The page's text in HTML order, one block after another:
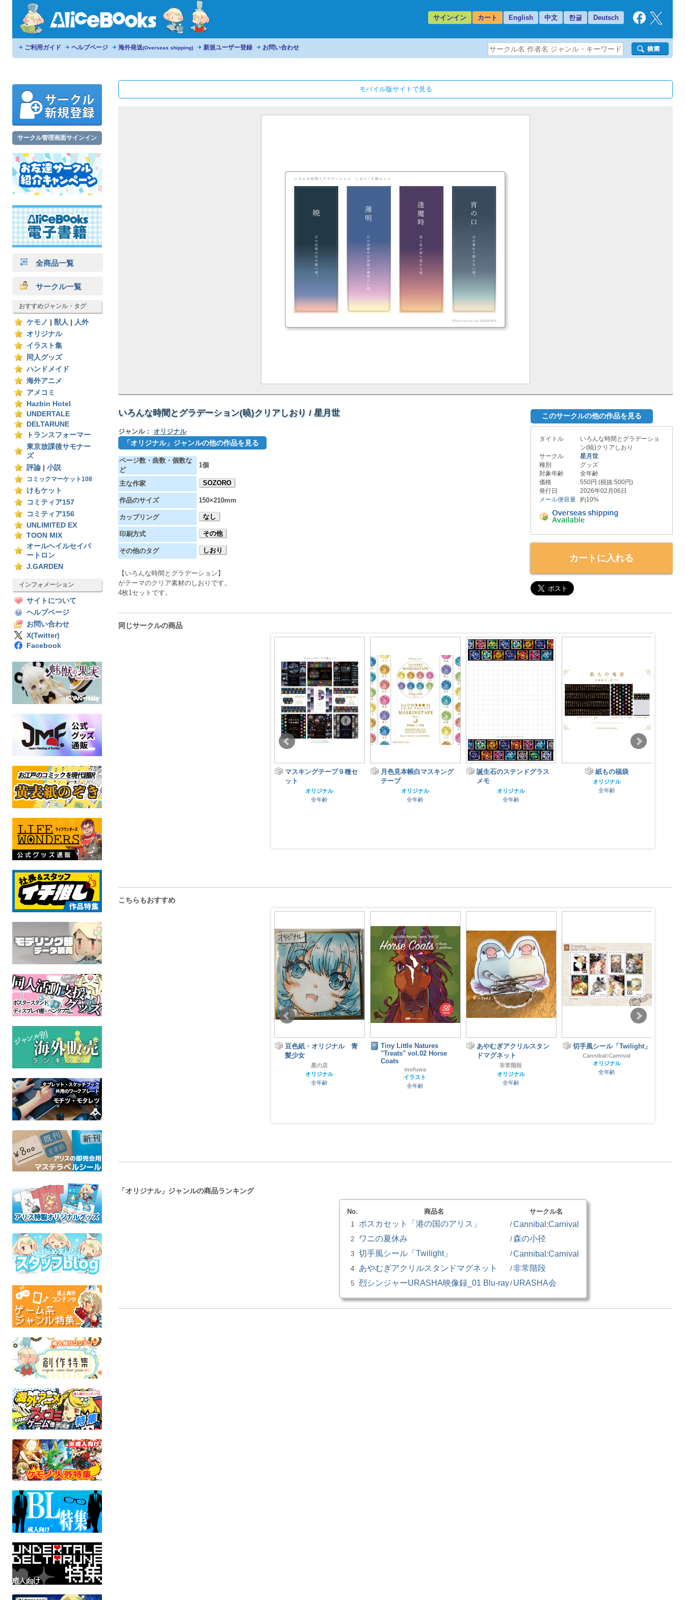
サインイン カート English 中文 한글 Deutsch
ご利用ガイド ヘルプページ 海外発送(Overseas shipping) 新規ユーザー登録 お問い合わせ
サークル管理画面サインイン
全商品一覧
サークル一覧
おすすめジャンル・タグ
ケモノ 獣人
人外
オリジナル
イラスト集
同人グッズ
ハンドメイド
海外アニメ
アメコミ
Hazbin Hotel
UNDERTALE
DELTARUNE
トランスフォーマー
東京放課後サモナー
ズ
評論
小説
コミックマーケット108
けもケット
コミティア157
コミティア156
UNLIMITED EX
TOON MIX
オールヘイルセイバ
ートロン
J.GARDEN
インフォメーション
サイトについて
ヘルプページ
お問い合わせ
X(Twitter)
Facebook
モバイル版サイトで見る
いろんな時間とグラデーション(暁)クリアしおり / 星月世
ジャンル： オリジナル
「オリジナル」ジャンルの他の作品を見る
ページ数・曲数・個数な
ど
1個
主な作家 SOZORO
作品のサイズ 150×210mm
カップリング なし
印刷方式 その他
その他のタグ しおり
【いろんな時間とグラデーション】
がテーマのクリア素材のしおりです。
4枚1セットです。
このサークルの他の作品を見る
タイトル
いろんな時間とグラデーショ
ン(暁)クリアしおり
サークル
星月世
種別
グッズ
対象年齢
全年齢
価格
550円 (税抜:500円)
発行日
2026年02月06日
メール便容量 約10%
カートに入れる
同じサークルの商品
ろんな時間とグラデー
ョンマスキングテープ2
オリジナル
全年齢
そらの窓辺デザインペー
パーA4
マスキングテープ９種セ
ット
オリジナル
全年齢
月色見本帳白マスキング
テープ
オリジナル
全年齢
誕生石のステンドグラス
メモ
オリジナル
全年齢
紙もの福袋
オリジナル
全年齢
こちらもおすすめ
鳥シールセット2
にじのひとひら
オリジナル
53×78mm四角形缶バッ
ジ・夜風の旅路（安全ピ
豆色紙・オリジナル 青
髪少女
星の店
オリジナル
全年齢
Tiny Little Natures
"Treats" vol.02 Horse
Coats
mofuwa
イラスト
全年齢
あやむぎアクリルスタン
ドマグネット
非常階段
オリジナル
全年齢
切手風シール「Twilight」
Cannibal:Carnival
オリジナル
全年齢
「オリジナル」ジャンルの商品ランキング
No. 商品名
サークル名
1
ポスカセット「港の国のアリス」 /Cannibal:Carnival
2 ワニの夏休み /森の小径
3 切手風シール「Twilight」 /Cannibal:Carnival
4 あやむぎアクリルスタンドマグネット /非常階段
5 烈シンジャーURASHA映像録_01 Blu-ray/ URASHA会